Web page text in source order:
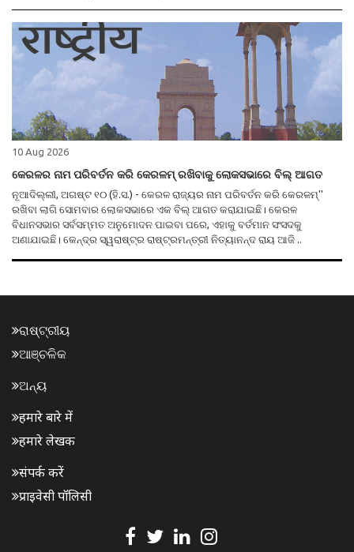
10 Aug 2026
କେରଳର ନାମ ପରିବର୍ତନ କରି କେରଳମ୍ ରଖିବାକୁ ଲୋକସଭାରେ ବିଲ୍ ଆଗତ
ନୂଆଦିଲ୍ଲୀ, ଅଗଷ୍ଟ ୧୦ (ହି.ସ.) - କେରଳ ରାଜ୍ୟର ନାମ ପରିବର୍ତନ କରି କେରଳମ୍''
ରଖିବା ଲାଗି ସୋମବାର ଲୋକସଭାରେ ଏକ ବିଲ୍ ଆଗତ କରାଯାଇଛି। କେରଳ
ବିଧାନସଭାର ସର୍ବସମ୍ମତ ଅନୁମୋଦନ ପାଇବା ପରେ, ଏହାକୁ ବର୍ତମାନ ସଂସଦକୁ
ଅଣାଯାଇଛି। କେନ୍ଦ୍ର ସ୍ୱରାଷ୍ଟ୍ର ରାଷ୍ଟ୍ରମନ୍ତ୍ରୀ ନିତ୍ୟାନନ୍ଦ ରାୟ ଆଜି ..
ରାଷ୍ଟ୍ରୀୟ
ଆଞ୍ଚଳିକ
ଅନ୍ୟ
हमारे बारे में
हमारे लेखक
संपर्क करें
प्राइवेसी पॉलिसी